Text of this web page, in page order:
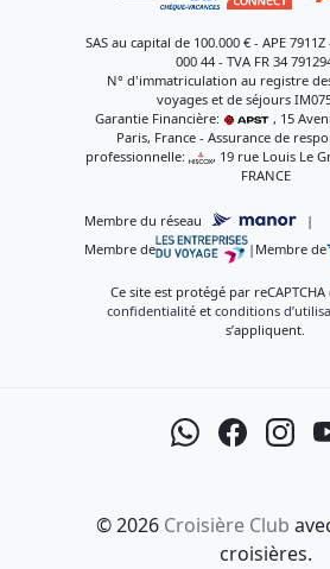
SAS au capital de 100.000 € - APE 7911Z
000 44 - TVA FR 34
N° d'immatriculation au registre
voyages et de séjours
Garantie Financière:
, 15
Paris, France - Assurance de
professionnelle:
, 19 rue Louis Le
FRANCE
Membre du réseau
|
Membre de
| Membre de
Ce site est protégé par reCAPTCHA
confidentialité etconditions
s’appliquent.
© 2026 Croisière Club
croisières.